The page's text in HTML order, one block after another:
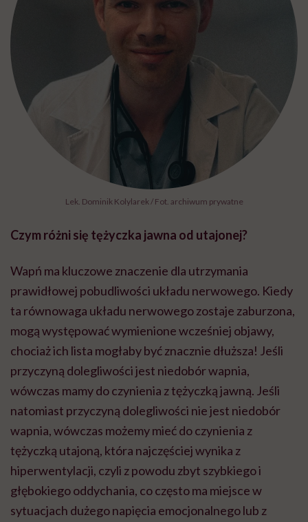
Lek. Dominik Kolylarek / Fot. archiwum prywatne
Czym różni się tężyczka jawna od utajonej?
Wapń ma kluczowe znaczenie dla utrzymania
prawidłowej pobudliwości układu nerwowego. Kiedy
ta równowaga układu nerwowego zostaje zaburzona,
mogą występować wymienione wcześniej objawy,
chociaż ich lista mogłaby być znacznie dłuższa! Jeśli
przyczyną dolegliwości jest niedobór wapnia,
wówczas mamy do czynienia z tężyczką jawną. Jeśli
natomiast przyczyną dolegliwości nie jest niedobór
wapnia, wówczas możemy mieć do czynienia z
tężyczką utajoną, która najczęściej wynika z
hiperwentylacji, czyli z powodu zbyt szybkiego i
głębokiego oddychania, co często ma miejsce w
sytuacjach dużego napięcia emocjonalnego lub z